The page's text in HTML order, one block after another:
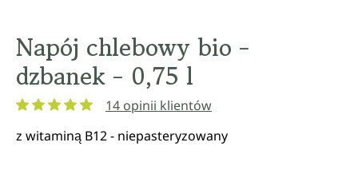
Napój chlebowy bio -
dzbanek - 0,75 l
14 opinii klientów
z witaminą B12 - niepasteryzowany